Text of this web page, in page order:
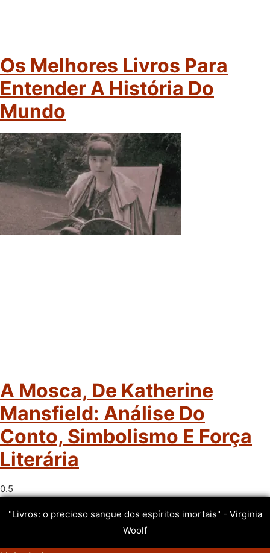
Os Melhores Livros Para
Entender A História Do
Mundo
A Mosca, De Katherine
Mansfield: Análise Do
Conto, Simbolismo E Força
Literária
"Livros: o precioso sangue dos espíritos imortais" - Virginia
Woolf